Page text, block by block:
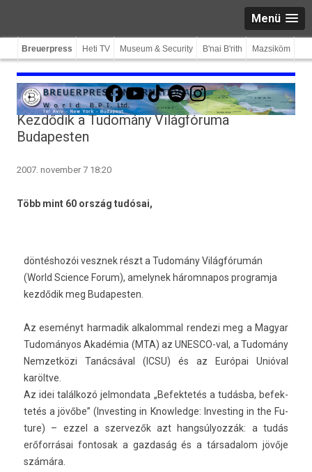
Menü
Breuerpress Heti TV Museum & Security B'nai B'rith Mazsiköm
Facebook
YouTube
TikTokSpotifyInstagram
Kezdődik a Tudomány Világfóruma
Budapesten
2007. november 7 18:20
Több mint 60 ország tudósai,
döntéshozói vesznek részt a Tudomány Világfórumán
(World Science Forum), amelynek háromnapos programja
kezdődik meg Budapesten.
Az eseményt har­madik al­kalomm­al re­ndezi meg a Magyar
Tudományos Akadémia (MTA) az UNESCO-val, a Tudomány
Nem­zetközi Tanácsával (ICSU) és az Európai Unióval
karöltve.
Az idei találkozó jel­mondata „Be­fek­tetés a tudásba, be­fek­
tetés a jövőbe” (In­vest­ing in Know­ledge: In­vest­ing in the Fu­
ture) – ezzel a szer­vezők azt hangsúlyozzák: a tudás
erőforrásai fon­tosak a gaz­daság és a tár­sadalom jövője
számára.